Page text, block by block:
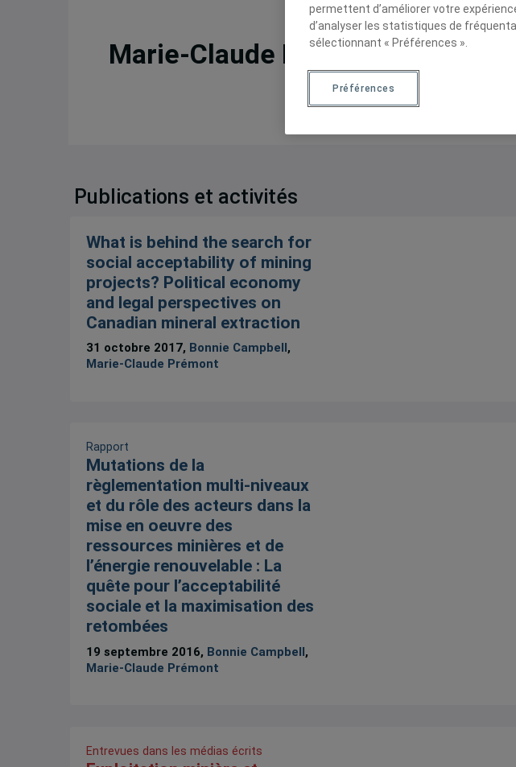
Marie-Claude Prémont
Publications et activités
What is behind the search for
social acceptability of mining
projects? Political economy
and legal perspectives on
Canadian mineral extraction
31 octobre 2017, Bonnie Campbell,
Marie-Claude Prémont
Rapport
Mutations de la
règlementation multi-niveaux
et du rôle des acteurs dans la
mise en oeuvre des
ressources minières et de
l’énergie renouvelable : La
quête pour l’acceptabilité
sociale et la maximisation des
retombées
19 septembre 2016, Bonnie Campbell,
Marie-Claude Prémont
Entrevues dans les médias écrits
permettent d’améliorer votre
d’analyser les statistiques de
sélectionnant « Préférences ».
Préférences